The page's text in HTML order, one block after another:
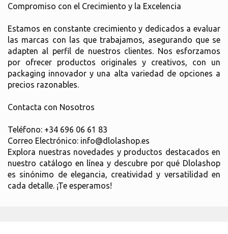
Compromiso con el Crecimiento y la Excelencia
Estamos en constante crecimiento y dedicados a evaluar
las marcas con las que trabajamos, asegurando que se
adapten al perfil de nuestros clientes. Nos esforzamos
por ofrecer productos originales y creativos, con un
packaging innovador y una alta variedad de opciones a
precios razonables.
Contacta con Nosotros
Teléfono: +34 696 06 61 83
Correo Electrónico: info@dlolashop.es
Explora nuestras novedades y productos destacados en
nuestro catálogo en línea y descubre por qué Dlolashop
es sinónimo de elegancia, creatividad y versatilidad en
cada detalle. ¡Te esperamos!